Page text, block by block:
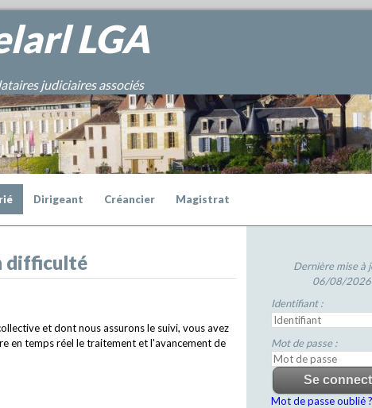
LGA
judiciaires associés
Dirigeant Créancier Magistrat
difficulté
et dont nous assurons le suivi, vous avez
en temps réel le traitement et l'avancement de
Dernière mise à
06/08/2026
Identifiant :
Mot de passe :
Mot de passe oublié ?